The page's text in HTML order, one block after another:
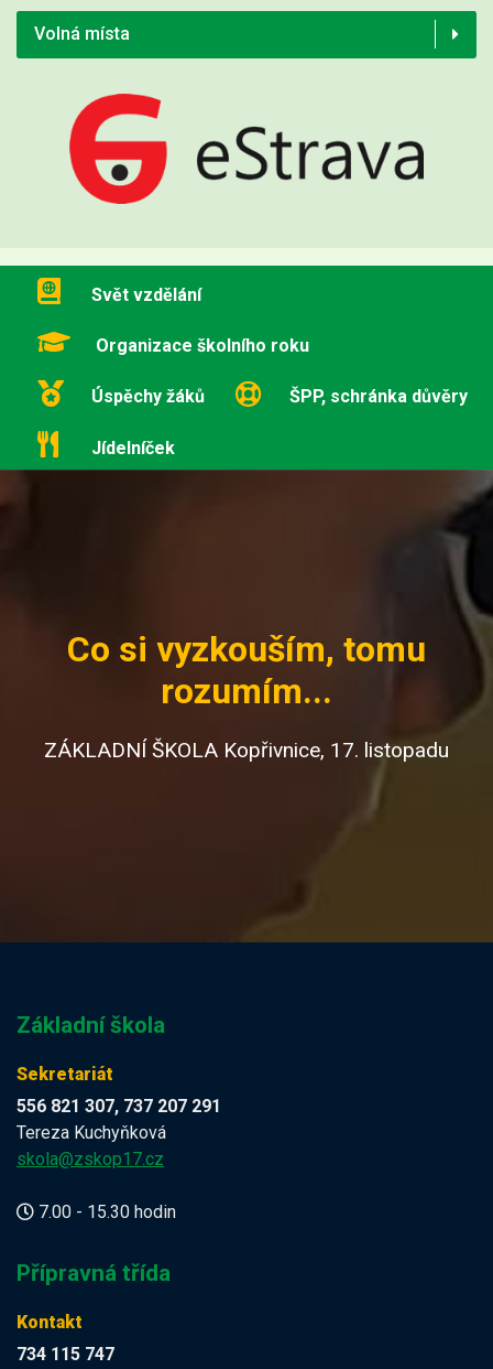
Volná místa
Svět vzdělání
Organizace školního roku
Úspěchy žáků ŠPP, schránka důvěry
Jídelníček
Co si vyzkouším, tomu
rozumím...
ZÁKLADNÍ ŠKOLA Kopřivnice, 17. listopadu
Základní škola
Sekretariát
556 821 307, 737 207 291
Tereza Kuchyňková
skola@zskop17.cz
7.00 - 15.30 hodin
Přípravná třída
Kontakt
734 115 747